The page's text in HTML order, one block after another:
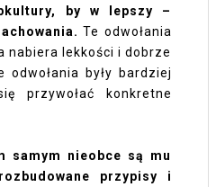
by w lepszy –
Te odwołania
nabiera lekkości i dobrze
były bardziej
przywołać konkretne
samym nieobce są mu
przypisy i